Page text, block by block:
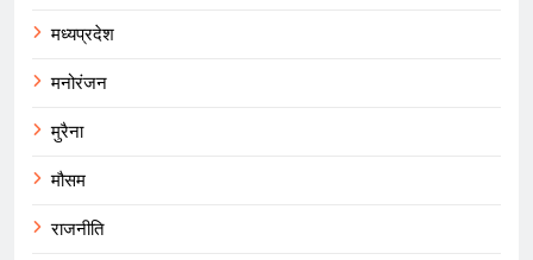
मध्यप्रदेश
मनोरंजन
मुरैना
मौसम
राजनीति